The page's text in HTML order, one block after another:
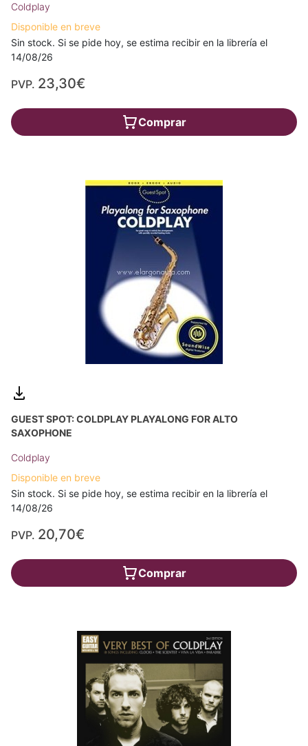
Coldplay
Disponible en breve
Sin stock. Si se pide hoy, se estima recibir en la librería el
14/08/26
PVP. 23,30€
Comprar
GUEST SPOT: COLDPLAY PLAYALONG FOR ALTO
SAXOPHONE
Coldplay
Disponible en breve
Sin stock. Si se pide hoy, se estima recibir en la librería el
14/08/26
PVP. 20,70€
Comprar